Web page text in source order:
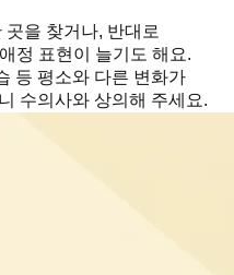
을 찾거나, 반대로
정 표현이 늘기도 해요.
등 평소와 다른 변화가
수의사와 상의해 주세요.